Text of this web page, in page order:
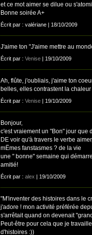
et ce mot aimer se dilue ou
Bonne soirée A+
Écrit par : valériane | 18/10/2009
J'aime ton "J'aime mettre au
Écrit par : Venise | 19/10/2009
Ah, flûte, j'oubliais, j'aime ton
belles, elles contrastent la chaleur
Écrit par : Venise | 19/10/2009
Bonjour,
c'est vraiement un "Bon" jour que
DE voir qu'à travers le verbe
mËmes fanstasmes ? de la vie
une " bonne" semaine qui
amitié!
Écrit par : alex | 19/10/2009
"M'inventer des histoires dans le
j'adore ! mon activité préférée
s'arrêtait quand on devenait
Peut-être pour cela que je
d'histoires :))